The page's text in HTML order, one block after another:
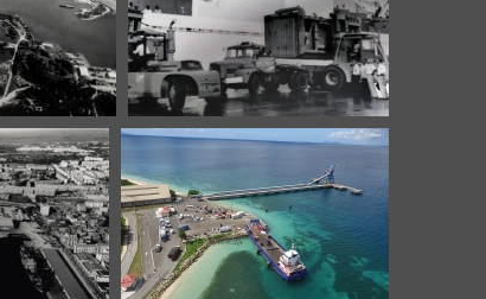
de Bas-
ciel
Déchargement de conteneurs